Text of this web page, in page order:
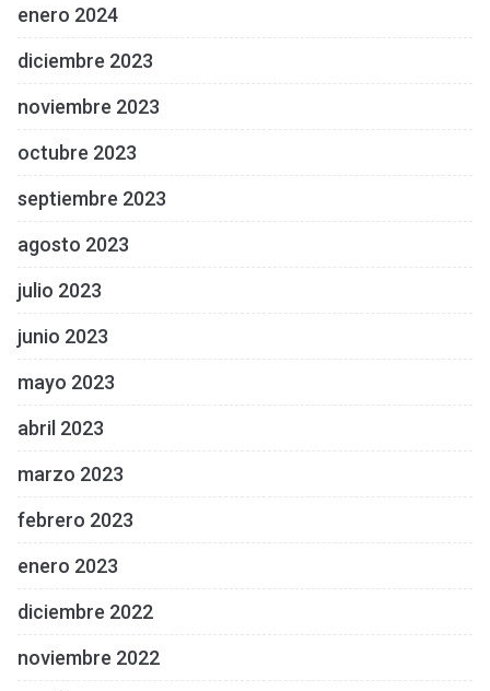
enero 2024
diciembre 2023
noviembre 2023
octubre 2023
septiembre 2023
agosto 2023
julio 2023
junio 2023
mayo 2023
abril 2023
marzo 2023
febrero 2023
enero 2023
diciembre 2022
noviembre 2022